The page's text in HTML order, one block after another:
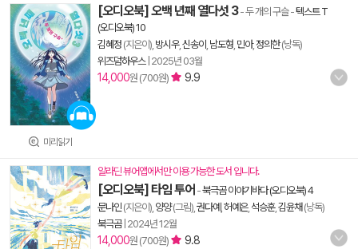
미리읽기
[오디오북] 오백 년째 열다섯 3- 두 개의 구슬-텍스트 T
(오디오북) 10
김혜정 (지은이), 방시우, 신송이 남도형 민아,정의한(낭독)
위즈덤하우스| 2025년 03월
14,000원 (700원) 9.9
알라딘 뷰어앱에서만 이용 가능한 도서 입니다.
[오디오북] 타임 투어 -북극곰 이야기바다 (오디오북) 4
문나인 (지은이), 양양(그림), 권다예 허예은, 석승훈, 김윤채 (낭독)
북극곰| 2024년 12월
14,000원 (700원) 9.8